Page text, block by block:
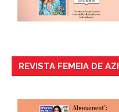
REVISTA FEMEIA DE AZI